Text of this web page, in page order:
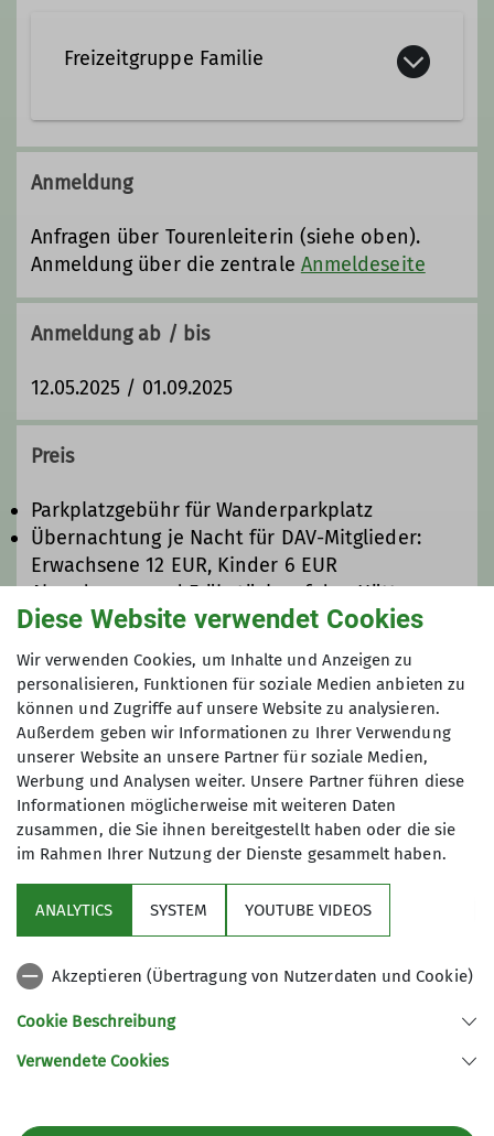
Ämter
Freizeitgruppe Familie
Wer sich gerne mit seinen Kindern
draußen bewegt, egal ob es regnet,
schneit oder die Sonne scheint, ist
bei uns genau richtig. Gemeinsam
entdecken wir bei Halbtages- und
Berge in der Geschwindigkeit, die uns
Grundsätzlich richtet sich das
Angebot an Familien mit Kindern
natürlich ebenfalls willkommen. Wir
unternehmen gemeinsam kleinere
Wanderungen, Lagerfeuerabende oder
bewegen uns auch mal mit dem
Fahrrad oder Kanu fort. Spiel, Spaß
Stelle!
Bei unseren mehrtägigen Ausflügen
kann die Kinderbetreuung zwischen
den Eltern aufgeteilt werden, sodass
die Erwachsenen auch mal
anspruchsvollere Bergtouren
unternehmen können, während die
Bedürfnisse der Kinder nahe der
Unterkunft erfüllt werden.
Schönheit der Bergwelt und der Natur
Jede Familie kann und soll sich selbst
aktiv mit Wünschen und Ideen
Anmeldung
Anfragen über Tourenleiterin (siehe oben).
Anmeldung über die zentrale Anmeldeseite
Anmeldung ab / bis
12.05.2025 / 01.09.2025
Preis
Parkplatzgebühr für Wanderparkplatz
Übernachtung je Nacht für DAV-Mitglieder:
Erwachsene 12 EUR, Kinder 6 EUR
Abendessen und Frühstück auf den Hütten zu
den üblichen Bergpreisen
Maximale Teilnehmeranzahl
16
Sektion
Programm
Sektion Sigmaringen des Deutschen Alpenvereins e.V.
Diese Website verwendet Cookies
Wir verwenden Cookies, um Inhalte und Anzeigen zu
personalisieren, Funktionen für soziale Medien anbieten zu
können und Zugriffe auf unsere Website zu analysieren.
Außerdem geben wir Informationen zu Ihrer Verwendung
unserer Website an unsere Partner für soziale Medien,
Werbung und Analysen weiter. Unsere Partner führen diese
Informationen möglicherweise mit weiteren Daten
zusammen, die Sie ihnen bereitgestellt haben oder die sie
im Rahmen Ihrer Nutzung der Dienste gesammelt haben.
ANALYTICS SYSTEM YOUTUBE VIDEOS
Akzeptieren (Übertragung von Nutzerdaten und Cookie)
Cookie Beschreibung
Verwendete Cookies